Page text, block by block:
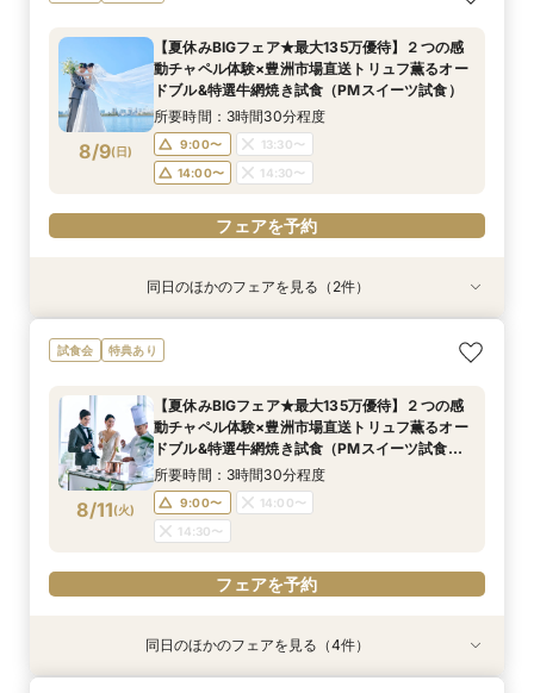
8/9(日)
【夏休みBIGフェア★最大135万優待】２つの感
動チャペル体験×豊洲市場直送トリュフ薫るオー
ドブル&特選牛網焼き試食（PMスイーツ試食）
所要時間：3時間30分程度
9:00〜
13:30〜
14:00〜
14:30〜
フェアを予約
8/9(日)
【見積り徹底比較！】 感動チャペル体験×安心◎
お見積り相談会
9:00〜 14:00〜
フェアを予約
8/9(日)
少人数も利用OK【新プラン発表】2026年内限
定お得に叶える絶景Wedding
9:00〜 14:00〜
フェアを予約
同日のほかのフェアを見る（2件）
試食会 特典あり
8/11(火)
【夏休みBIGフェア★最大135万優待】２つの感
動チャペル体験×豊洲市場直送トリュフ薫るオー
ドブル&特選牛網焼き試食（PMスイーツ試食）×
ドレス特典
所要時間：3時間30分程度
9:00〜
14:00〜
14:30〜
フェアを予約
同日のほかのフェアを見る（4件）